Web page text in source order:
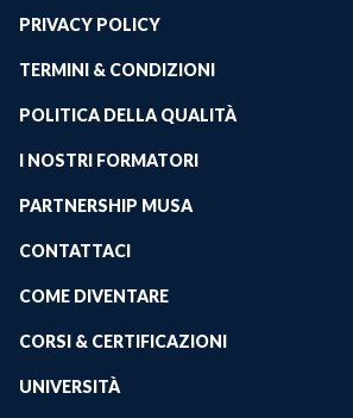
PRIVACY POLICY
TERMINI & CONDIZIONI
POLITICA DELLA QUALITÀ
I NOSTRI FORMATORI
PARTNERSHIP MUSA
CONTATTACI
COME DIVENTARE
CORSI & CERTIFICAZIONI
UNIVERSITÀ